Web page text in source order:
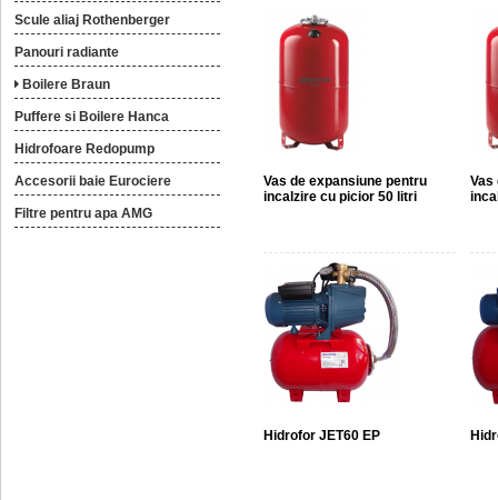
Scule aliaj Rothenberger
Panouri radiante
Boilere Braun
Puffere si Boilere Hanca
Hidrofoare Redopump
Accesorii baie Eurociere
Filtre pentru apa AMG
Vas de expansiune pentru
incalzire cu picior 50 litri
Vas
Hidrofor JET60 EP